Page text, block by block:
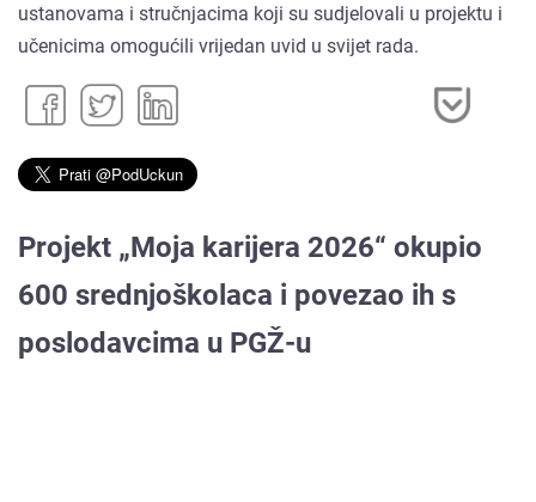
ustanovama i stručnjacima koji su sudjelovali u projektu i
učenicima omogućili vrijedan uvid u svijet rada.
Projekt „Moja karijera 2026“ okupio
600 srednjoškolaca i povezao ih s
poslodavcima u PGŽ-u